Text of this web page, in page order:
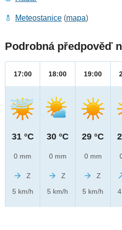
Meteostanice (mapa)
Podrobná předpověď
17:00
31 °C
0 mm
Z
5 km/h
18:00
30 °C
0 mm
Z
5 km/h
19:00
29 °C
0 mm
Z
5 km/h